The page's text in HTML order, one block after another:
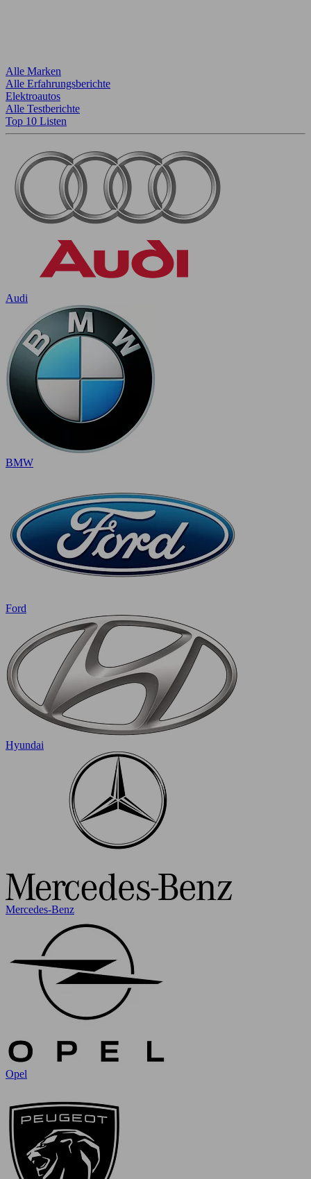
Alle Marken
Alle Erfahrungsberichte
Elektroautos
Alle Testberichte
Top 10 Listen
Audi
BMW
Ford
Hyundai
Mercedes-Benz
Opel